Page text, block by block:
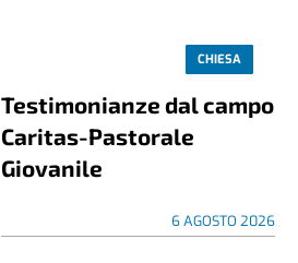
CHIESA
Testimonianze dal campo
Caritas-Pastorale
Giovanile
6 AGOSTO 2026